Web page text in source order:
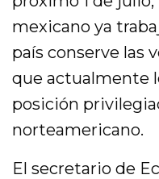
mexicano ya
país conserve las
que actualmente
posición
norteamericano.
El secretario de